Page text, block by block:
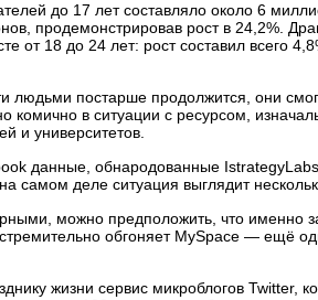
до 17 лет составляло около 6
продемонстрировав рост в 24,2%.
от 18 до 24 лет: рост составил всего
людьми постарше продолжится, они
комично в ситуации с ресурсом,
и университетов.
данные, обнародованные
самом деле ситуация выглядит
можно предположить, что именно
обгоняет MySpace — ещё
жизни сервис микроблогов Twitter,